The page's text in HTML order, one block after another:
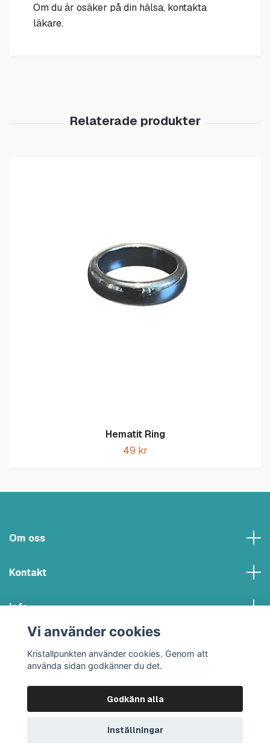
Om du är osäker på din hälsa, kontakta
läkare.
Hematit Ring
49 kr
Om oss
Kontakt
Info
© 2026 Kristallpunkten
Vi använder cookies
Kristallpunkten använder cookies. Genom att
använda sidan godkänner du det.
Godkänn alla
Inställningar